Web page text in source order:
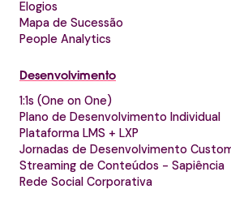
Elogios
Mapa de Sucessão
People Analytics
Desenvolvimento
1:1s (One on One)
Plano de Desenvolvimento Individual
Plataforma LMS + LXP
Jornadas de Desenvolvimento
Streaming de Conteúdos - Sapiência
Rede Social Corporativa